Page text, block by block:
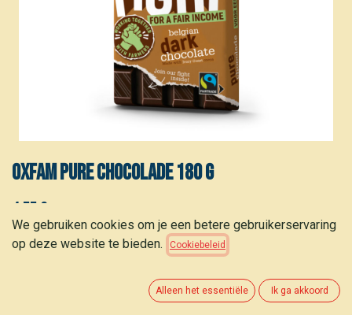
Oxfam Pure chocolade 180 g
4,55 €
TOEVOEGEN AAN WINKELMANDJE
We gebruiken cookies om je een betere gebruikerservaring
op deze website te bieden.
Cookiebeleid
Alleen het essentiële Ik ga akkoord